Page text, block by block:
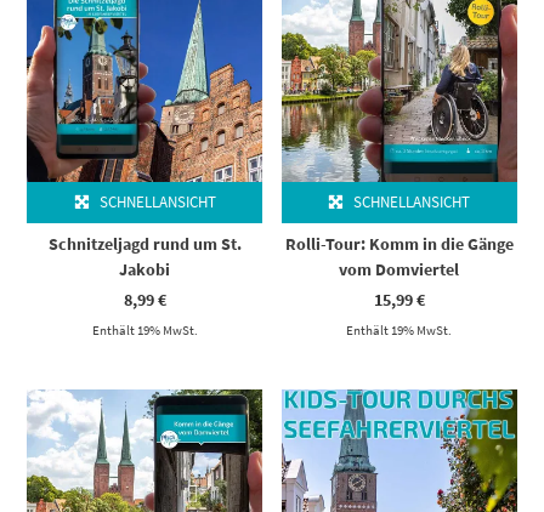
SCHNELLANSICHT
Schnitzeljagd rund um St.
Jakobi
8,99€
Enthält 19% MwSt.
SCHNELLANSICHT
Rolli-Tour: Komm in die Gänge
vom Domviertel
15,99€
Enthält 19% MwSt.